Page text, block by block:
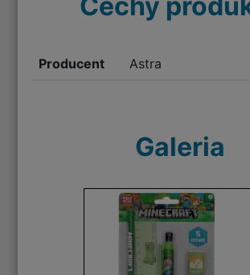
Producent Astra
Galeria